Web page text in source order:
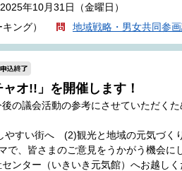
年10月31日（金曜日）
ング）
地域戦略・男女共同参
オ!!」を開催します！
の議会活動の参考にさせていただく
やすい街へ (2)観光と地域の元気づ
で、皆さまのご意見をうかがう機会に
ンター（いきいき元気館）へお越しく